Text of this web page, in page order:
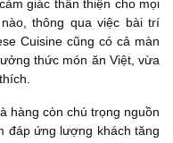
giác thân thiện cho mọi
thông qua việc bài trí
Cuisine cũng có cả màn
thức món ăn Việt, vừa
hàng còn chú trọng nguồn
đáp ứng lượng khách tăng